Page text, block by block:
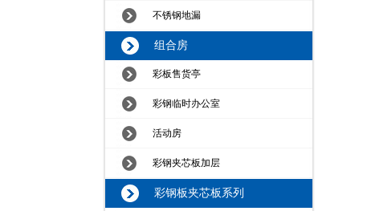
不锈钢地漏
组合房
彩板售货亭
彩钢临时办公室
活动房
彩钢夹芯板加层
彩钢板夹芯板系列